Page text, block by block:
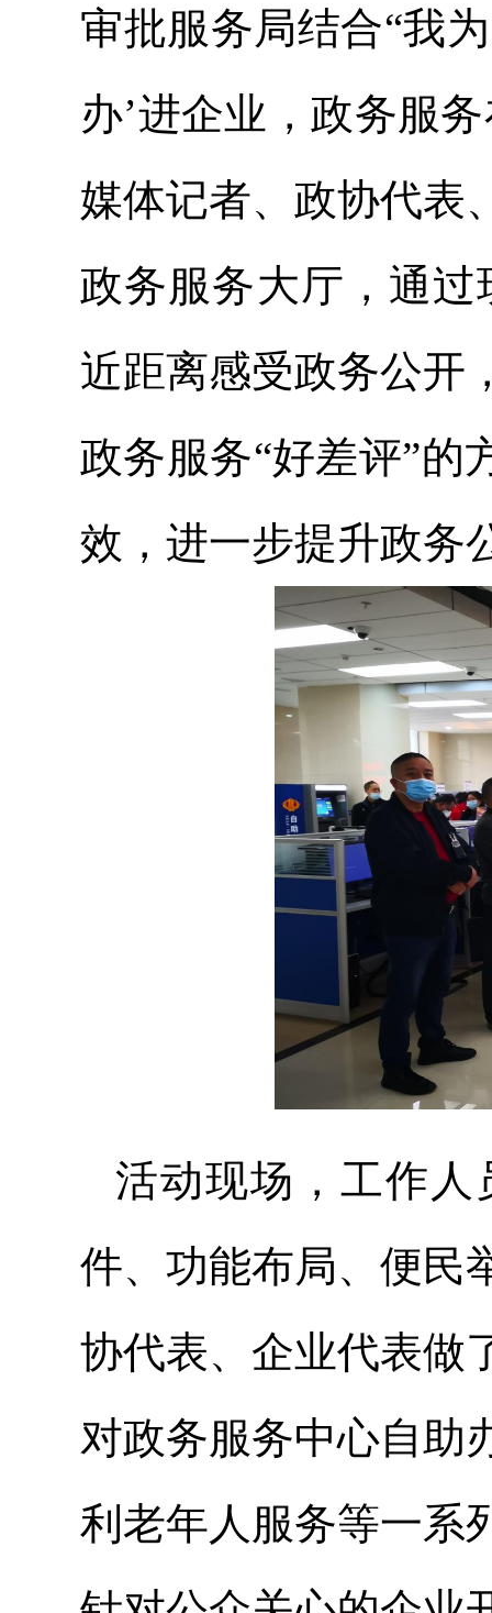
审批服务局结合“我
办’进企业，政务服
媒体记者、政协代表
政务服务大厅，通
近距离感受政务公开
政务服务“好差评”的
效，进一步提升政务
活动现场，工作人
件、功能布局、便民
协代表、企业代表做
对政务服务中心自助
利老年人服务等一系